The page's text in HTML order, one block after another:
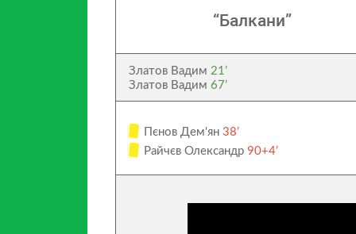
“Балкани”
Златов Вадим21’
Златов Вадим67’
Пєнов Дем'ян 38’
Райчєв Олександр 90+4’